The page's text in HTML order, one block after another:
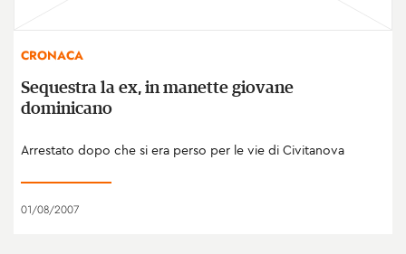
CRONACA
Sequestra la ex, in manette giovane
dominicano
Arrestato dopo che si era perso per le vie di Civitanova
01/08/2007